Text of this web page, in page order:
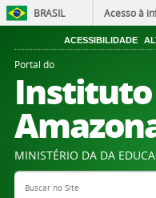
BRASIL Acesso à
ACESSIBILIDADE
Portal do
Instituto
MINISTÉRIO DA DA
Search Site